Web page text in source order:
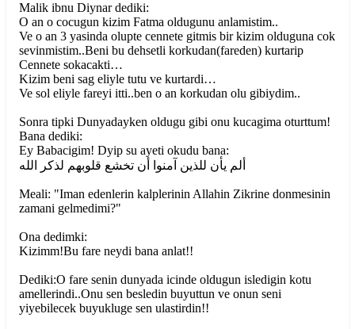
Malik ibnu Diynar dediki:
O an o cocugun kizim Fatma oldugunu anlamistim..
Ve o an 3 yasinda olupte cennete gitmis bir kizim olduguna cok
sevinmistim..Beni bu dehsetli korkudan(fareden) kurtarip
Cennete sokacakti…
Kizim beni sag eliyle tutu ve kurtardi…
Ve sol eliyle fareyi itti..ben o an korkudan olu gibiydim..
Sonra tipki Dunyadayken oldugu gibi onu kucagima oturttum!
Bana dediki:
Ey Babacigim! Dyip su ayeti okudu bana:
ألم يأن للذين آمنوا أن تخشع قلوبهم لذكر الله
Meali: "Iman edenlerin kalplerinin Allahin Zikrine donmesinin
zamani gelmedimi?"
Ona dedimki:
Kizimm!Bu fare neydi bana anlat!!
Dediki:O fare senin dunyada icinde oldugun isledigin kotu
amellerindi..Onu sen besledin buyuttun ve onun seni
yiyebilecek buyukluge sen ulastirdin!!